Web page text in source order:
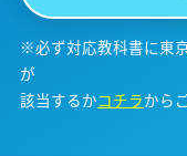
※必ず対応教科書に東
が
該当するかコチラから